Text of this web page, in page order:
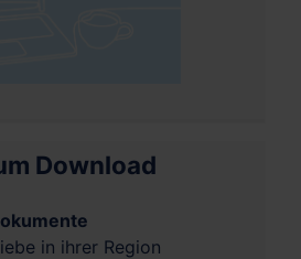
Download
in ihrer Region